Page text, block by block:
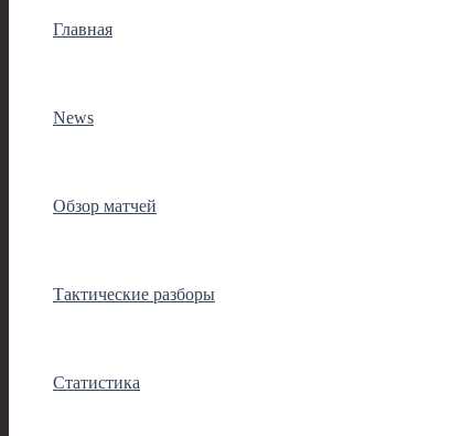
Главная
News
Обзор матчей
Тактические разборы
Статистика